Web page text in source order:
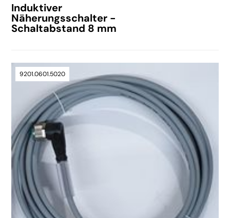
Induktiver
Näherungsschalter -
Schaltabstand 8 mm
9201.0601.5020